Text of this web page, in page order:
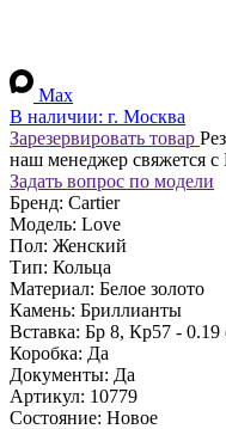
Max
В наличии: г. Москва
Зарезервировать товар
наш менеджер свяжется с
Задать вопрос по модели
Бренд: Cartier
Модель: Love
Пол: Женский
Тип: Кольца
Материал: Белое золото
Камень: Бриллианты
Вставка: Бр 8, Кр57 - 0.19
Коробка: Да
Документы: Да
Артикул: 10779
Состояние: Новое